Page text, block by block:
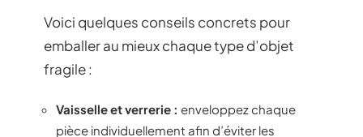
Voici quelques conseils concrets pour
emballer au mieux chaque type d’objet
fragile :
Vaisselle et verrerie : enveloppez chaque
pièce individuellement afin d’éviter les